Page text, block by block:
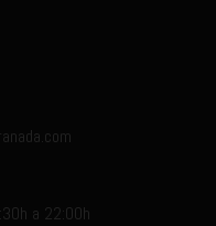
a 22:00h